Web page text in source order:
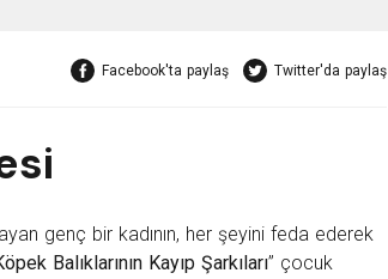
Facebook'ta paylaş Twitter'da paylaş
genç bir kadının, her şeyini feda ederek
Balıklarının Kayıp Şarkıları” çocuk